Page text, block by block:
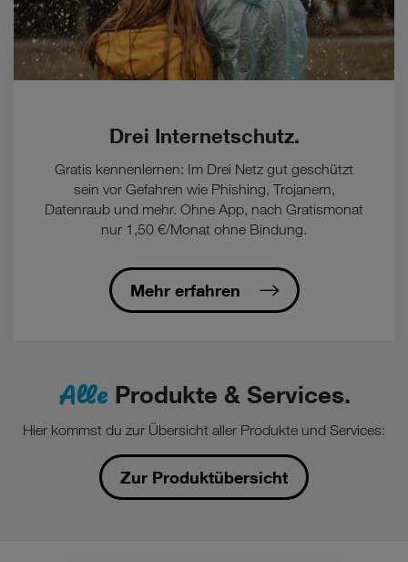
Drei Internetschutz.
Gratis kennenlernen: Im Drei Netz gut geschützt
sein vor Gefahren wie Phishing, Trojanern,
Datenraub und mehr. Ohne App, nach Gratismonat
nur 1,50 €/Monat ohne Bindung.
Mehr erfahren
Alle Produkte & Services.
Hier kommst du zur Übersicht aller Produkte und Services:
Zur Produktübersicht